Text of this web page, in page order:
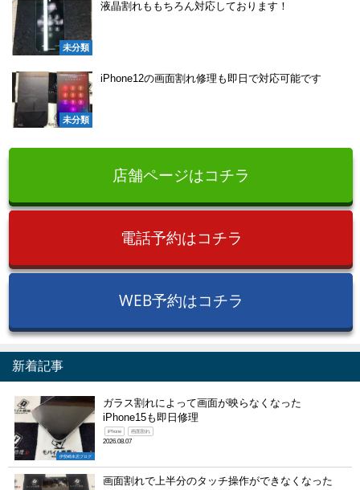
未分類
液晶割れももちろん対応しております！
未分類
iPhone12の画面割れ修理も即日で対応可能です
店舗ページはコチラ
電話予約はコチラ
WEB予約はコチラ
新着記事
伊勢崎本店ブログ
ガラス割れによって画面が映らなくなった
iPhone15も即日修理
iPhone 画面割れ
2026.08.07
画面割れで上半分のタッチ操作ができなくなった